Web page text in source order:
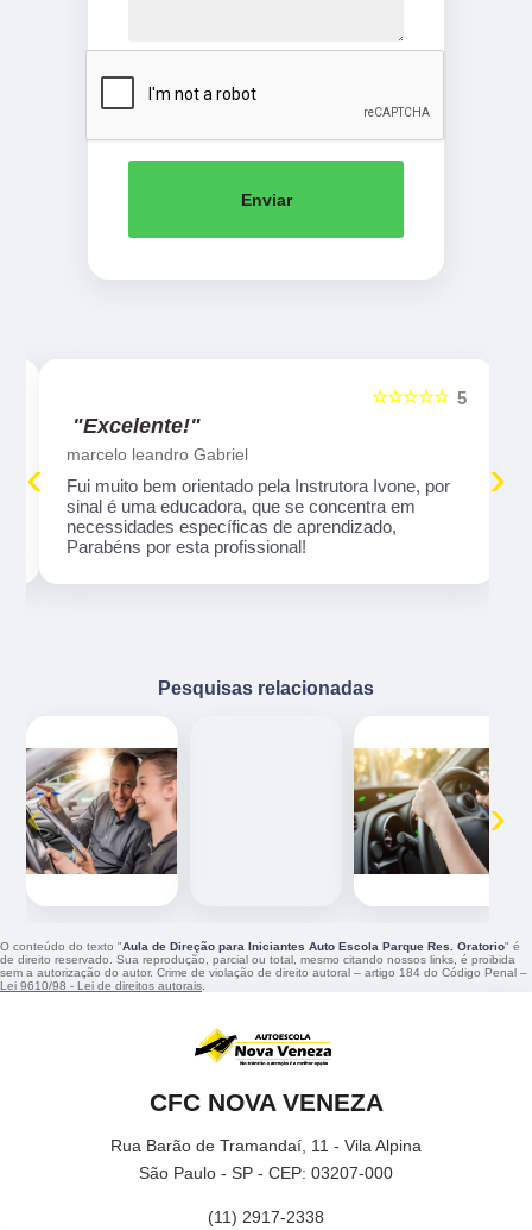
Enviar
5
☆☆☆☆☆
"Excelente!"
marcelo leandro Gabriel
Fui muito bem orientado pela Instrutora Ivone, por
sinal é uma educadora, que se concentra em
necessidades específicas de aprendizado,
Parabéns por esta profissional!
‹ ›
Pesquisas relacionadas
‹ ›
O conteúdo do texto "Aula de Direção para Iniciantes Auto Escola Parque Res. Oratorio" é
de direito reservado. Sua reprodução, parcial ou total, mesmo citando nossos links, é proibida
sem a autorização do autor. Crime de violação de direito autoral – artigo 184 do Código Penal –
Lei 9610/98 - Lei de direitos autorais.
CFC NOVA VENEZA
Rua Barão de Tramandaí, 11 - Vila Alpina
São Paulo - SP - CEP: 03207-000
(11) 2917-2338